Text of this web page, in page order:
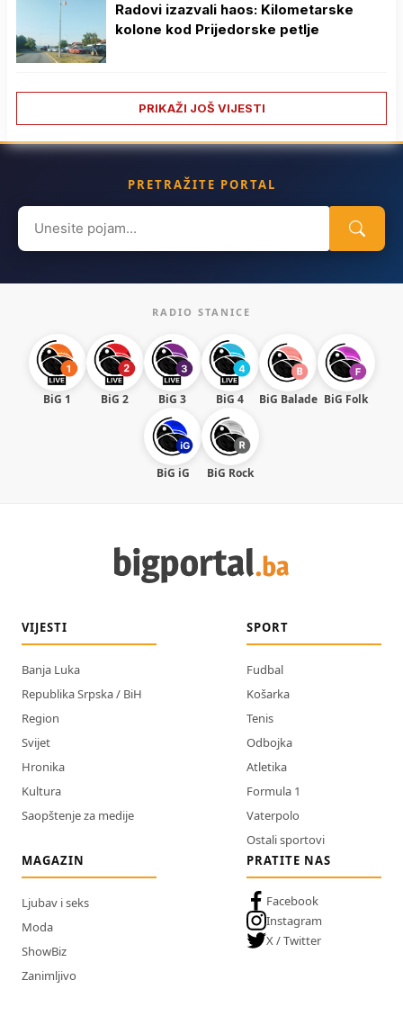
Radovi izazvali haos: Kilometarske
kolone kod Prijedorske petlje
PRIKAŽI JOŠ VIJESTI
PRETRAŽITE PORTAL
Search
for:
RADIO STANICE
BiG 1 BiG 2 BiG 3 BiG 4 BiG Balade BiG Folk
BiG iG BiG Rock
VIJESTI
Banja Luka
Republika Srpska / BiH
Region
Svijet
Hronika
Kultura
Saopštenje za medije
SPORT
Fudbal
Košarka
Tenis
Odbojka
Atletika
Formula 1
Vaterpolo
Ostali sportovi
MAGAZIN
Ljubav i seks
Moda
ShowBiz
Zanimljivo
PRATITE NAS
Facebook
Instagram
X / Twitter